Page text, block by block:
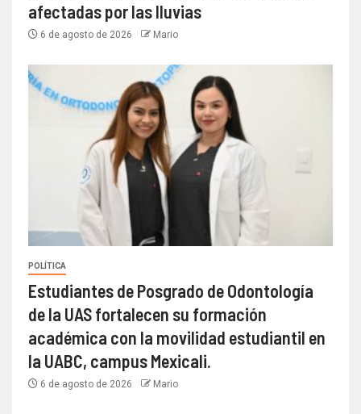
afectadas por las lluvias
6 de agosto de 2026 Mario
POLÍTICA
Estudiantes de Posgrado de Odontología
de la UAS fortalecen su formación
académica con la movilidad estudiantil en
la UABC, campus Mexicali.
6 de agosto de 2026 Mario